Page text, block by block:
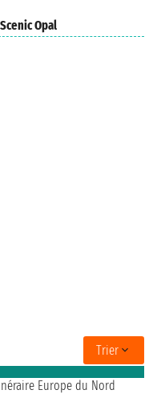
Scenic Opal
Trier